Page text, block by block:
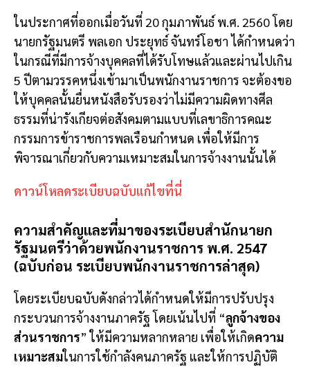
ในประกาศที่ออกเมื่อวันที่ 20 กุมภาพันธ์ พ.ศ. 2560 โดย
นายกรัฐมนตรี พลเอก ประยุทธ์ จันทร์โอชา ได้กำหนดว่า
ในกรณีที่มีการจ้างบุคคลที่ได้รับโทษแล้วและผ่านไปเกิน
5 ปีตามวรรคหนึ่งเข้ามาเป็นพนักงานราชการ จะต้องขอ
ให้บุคคลนั้นยื่นหนังสือรับรองว่าไม่มีความผิดทางศีล
ธรรมที่น่ารังเกียจต่อสังคมตามแบบที่เลขาธิการคณะ
กรรมการข้าราชการพลเรือนกำหนด เพื่อให้มีการ
พิจารณาเกี่ยวกับความเหมาะสมในการจ้างงานนั้นได้
ดาวน์โหลดระเบียบฉบับแก้ไขที่นี่
ความสำคัญและที่มาของระเบียบสํานักนายก
รัฐมนตรีว่าด้วยพนักงานราชการ พ.ศ. 2547
(ฉบับก่อน ระเบียบพนักงานราชการล่าสุด)
โดยระเบียบฉบับดังกล่าวได้กําหนดให้มีการปรับปรุง
กระบวนการจ้างงานภาครัฐ โดยเน้นไปที่ “ลูกจ้างของ
ส่วนราชการ” ให้มีความหลากหลาย เพื่อให้เกิดความ
เหมาะสมในการใช้กําลังคนภาครัฐ และให้การปฏิบัติ